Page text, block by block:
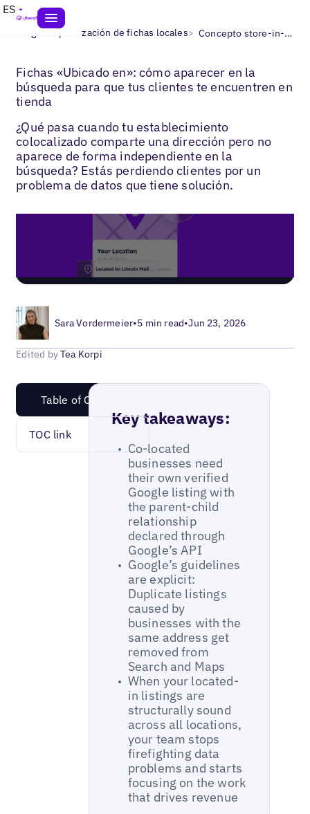
ES
Blogs> Optimización de fichas locales> Concepto store-in-store para fichas
Fichas «Ubicado en»: cómo aparecer en la
búsqueda para que tus clientes te encuentren en
tienda
¿Qué pasa cuando tu establecimiento
colocalizado comparte una dirección pero no
aparece de forma independiente en la
búsqueda? Estás perdiendo clientes por un
problema de datos que tiene solución.
Sara Vordermeier•5 min read•Jun 23, 2026
Edited byTea Korpi
Table of Content
TOC link
Key takeaways:
Co-located
businesses need
their own verified
Google listing with
the parent-child
relationship
declared through
Google’s API
Google’s guidelines
are explicit:
Duplicate listings
caused by
businesses with the
same address get
removed from
Search and Maps
When your located-
in listings are
structurally sound
across all locations,
your team stops
firefighting data
problems and starts
focusing on the work
that drives revenue